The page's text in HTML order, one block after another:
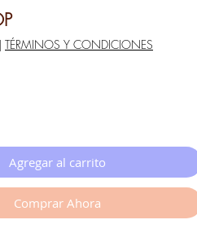
Precio
| TÉRMINOS Y CONDICIONES
Agregar al carrito
Comprar Ahora